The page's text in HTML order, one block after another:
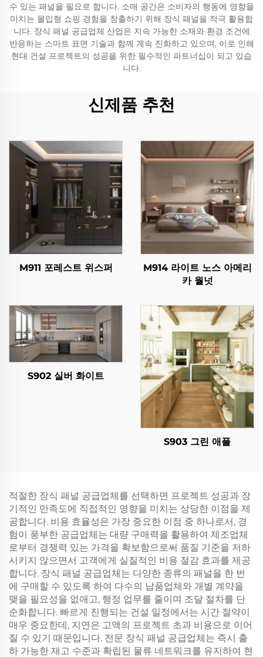
수 있는 패널을 필요로 합니다. 소매 공간은 소비자의 행동에 영향을
미치는 몰입형 쇼핑 경험을 창출하기 위해 장식 패널을 적극 활용합
니다. 장식 패널 공급업체 산업은 지속 가능한 소재와 환경 조건에
반응하는 스마트 표면 기술과 함께 계속 진화하고 있으며, 이로 인해
현대 건설 프로젝트의 성공을 위한 필수적인 파트너십이 되고 있습
니다.
신제품 추천
M911 포레스트 위스퍼
M914 라이트 노스 아메리
카 월넛
S902 실버 화이트
S903 그린 애플
적절한 장식 패널 공급업체를 선택하면 프로젝트 성공과 장
기적인 만족도에 직접적인 영향을 미치는 상당한 이점을 제
공합니다. 비용 효율성은 가장 중요한 이점 중 하나로서, 경
험이 풍부한 공급업체는 대량 구매력을 활용하여 제조업체
로부터 경쟁력 있는 가격을 확보함으로써 품질 기준을 저하
시키지 않으면서 고객에게 실질적인 비용 절감 효과를 제공
합니다. 장식 패널 공급업체는 다양한 종류의 패널을 한 번
에 구매할 수 있도록 하여 다수의 납품업체와 개별 계약을
맺을 필요성을 없애고, 행정 업무를 줄이며 조달 절차를 단
순화합니다. 빠르게 진행되는 건설 일정에서는 시간 절약이
매우 중요한데, 지연은 고액의 프로젝트 초과 비용으로 이어
질 수 있기 때문입니다. 전문 장식 패널 공급업체는 즉시 출
하 가능한 재고 수준과 확립된 물류 네트워크를 유지하여 현